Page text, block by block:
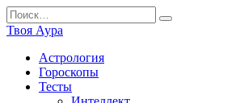
Перейти
к
содержанию
Search
for:
Твоя Аура
Астрология
Гороскопы
Тесты